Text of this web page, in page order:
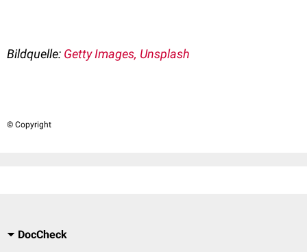
Bildquelle: Getty Images, Unsplash
© Copyright
DocCheck